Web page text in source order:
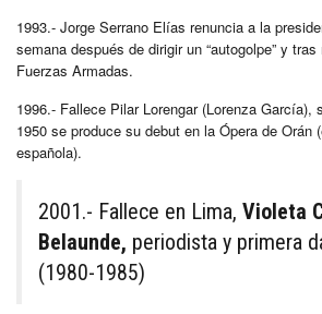
1993.- Jorge Serrano Elías renuncia a la
semana después de dirigir un “autogolpe” y
Fuerzas Armadas.
1996.- Fallece Pilar Lorengar (Lorenza García),
1950 se produce su debut en la Ópera de Orán
española).
2001.- Fallece en Lima, Violeta
Belaunde, periodista y primera
(1980-1985)